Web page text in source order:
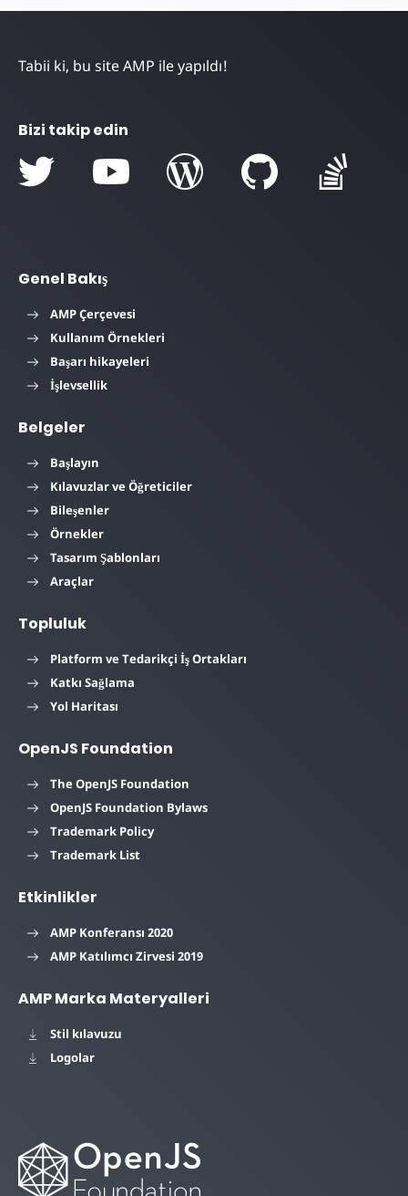
Tabii ki, bu site AMP ile yapıldı!
Bizi takip edin
Genel Bakış
AMP Çerçevesi
Kullanım Örnekleri
Başarı hikayeleri
İşlevsellik
Belgeler
Başlayın
Kılavuzlar ve Öğreticiler
Bileşenler
Örnekler
Tasarım Şablonları
Araçlar
Topluluk
Platform ve Tedarikçi İş Ortakları
Katkı Sağlama
Yol Haritası
OpenJS Foundation
The OpenJS Foundation
OpenJS Foundation Bylaws
Trademark Policy
Trademark List
Etkinlikler
AMP Konferansı 2020
AMP Katılımcı Zirvesi 2019
AMP Marka Materyalleri
Stil kılavuzu
Logolar